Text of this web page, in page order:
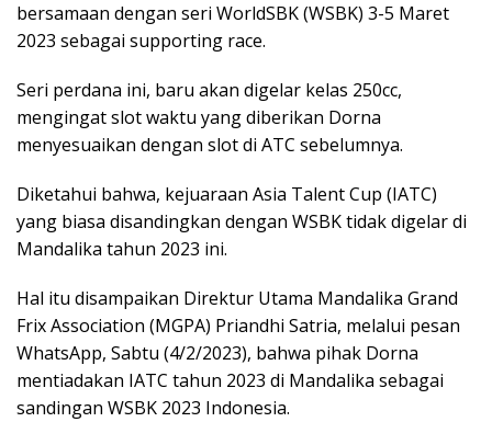
bersamaan dengan seri WorldSBK (WSBK) 3-5 Maret
2023 sebagai supporting race.
Seri perdana ini, baru akan digelar kelas 250cc,
mengingat slot waktu yang diberikan Dorna
menyesuaikan dengan slot di ATC sebelumnya.
Diketahui bahwa, kejuaraan Asia Talent Cup (IATC)
yang biasa disandingkan dengan WSBK tidak digelar di
Mandalika tahun 2023 ini.
Hal itu disampaikan Direktur Utama Mandalika Grand
Frix Association (MGPA) Priandhi Satria, melalui pesan
WhatsApp, Sabtu (4/2/2023), bahwa pihak Dorna
mentiadakan IATC tahun 2023 di Mandalika sebagai
sandingan WSBK 2023 Indonesia.